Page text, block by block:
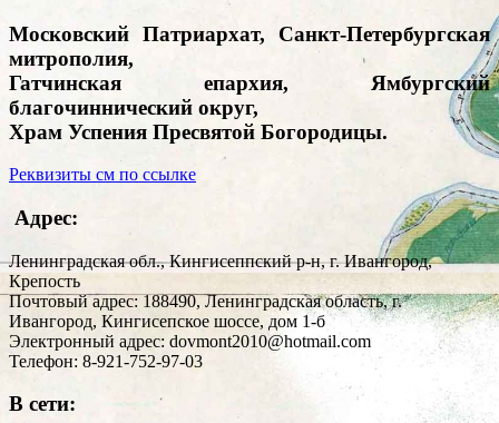
Московский Патриархат, Санкт-Петербургская
митрополия,
Гатчинская епархия, Ямбургский
благочиннический округ,
Храм Успения Пресвятой Богородицы.
Реквизиты см по ссылке
Адрес:
Ленинградская обл., Кингисеппский р-н, г. Ивангород,
Крепость
Почтовый адрес: 188490, Ленинградская область, г.
Ивангород, Кингисепское шоссе, дом 1-б
Электронный адрес: dovmont2010@hotmail.com
Телефон: 8-921-752-97-03
В сети: